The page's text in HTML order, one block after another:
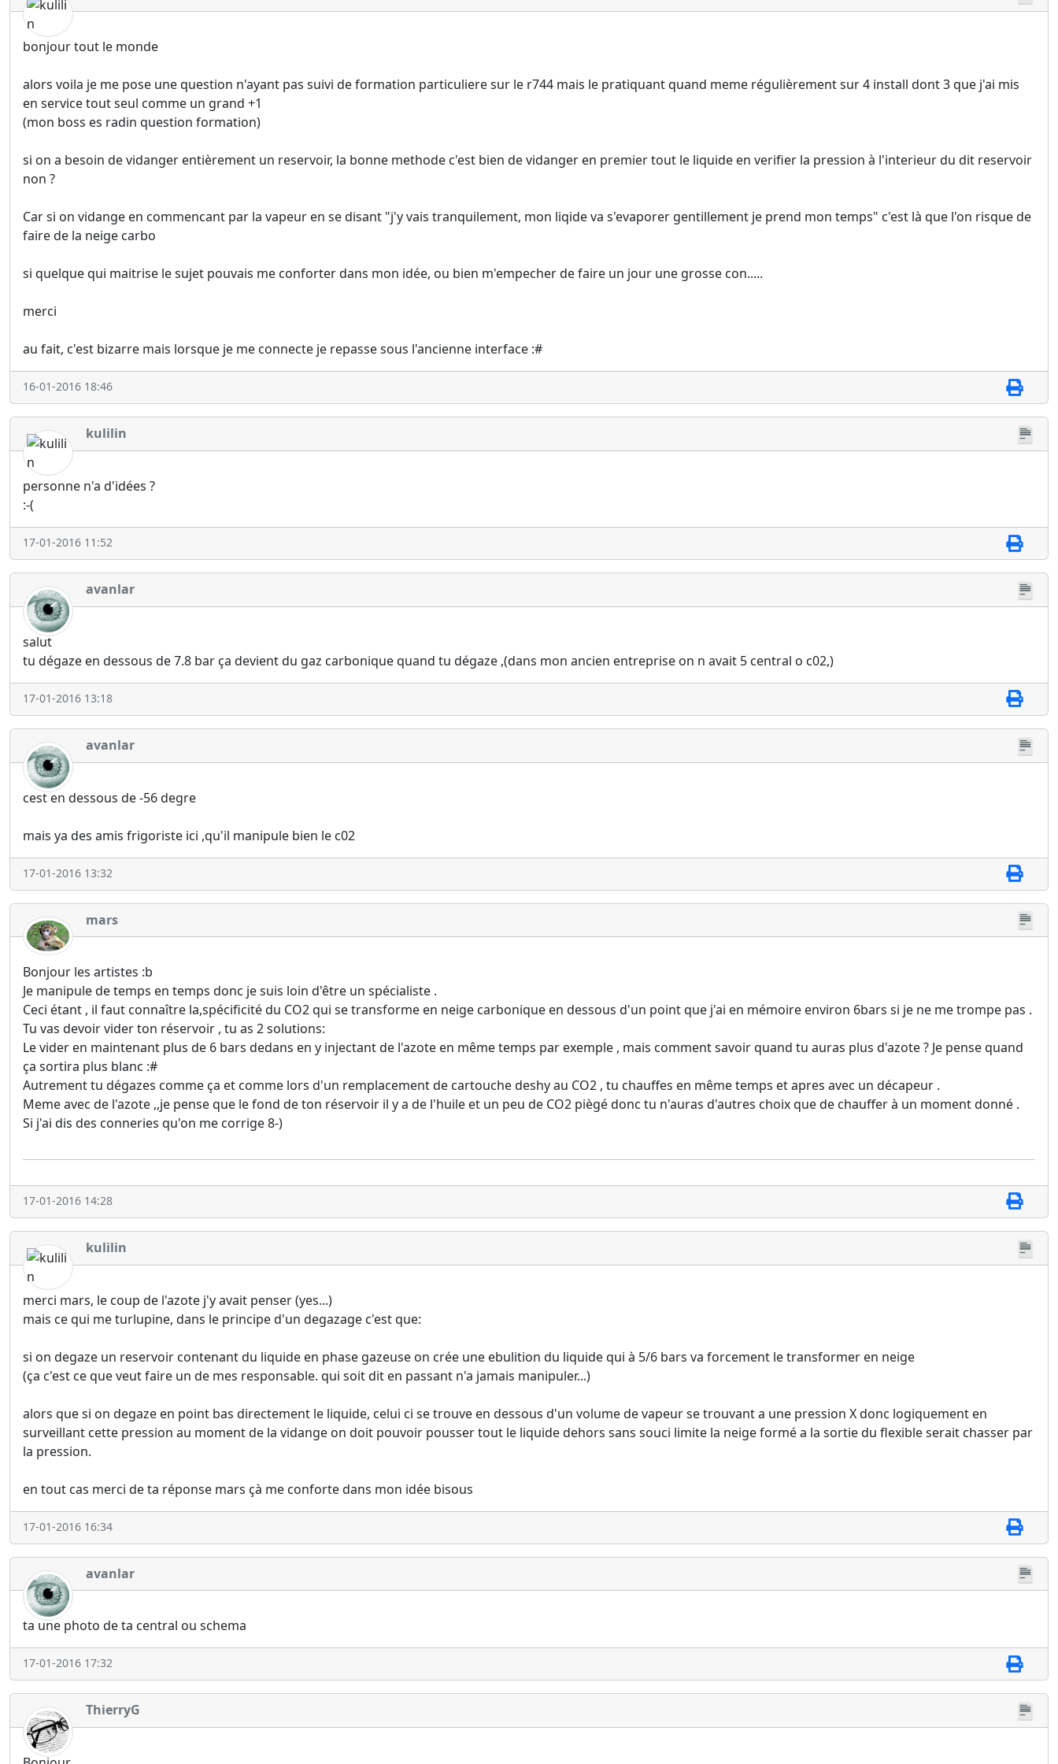
bonjour tout le monde
alors voila je me pose une question n'ayant pas suivi de formation particuliere sur le r744 mais le pratiquant quand meme régulièrement sur 4 install dont 3 que j'ai mis
en service tout seul comme un grand +1
(mon boss es radin question formation)
si on a besoin de vidanger entièrement un reservoir, la bonne methode c'est bien de vidanger en premier tout le liquide en verifier la pression à l'interieur du dit reservoir
non ?
Car si on vidange en commencant par la vapeur en se disant "j'y vais tranquilement, mon liqide va s'evaporer gentillement je prend mon temps" c'est là que l'on risque de
faire de la neige carbo
si quelque qui maitrise le sujet pouvais me conforter dans mon idée, ou bien m'empecher de faire un jour une grosse con.....
merci
au fait, c'est bizarre mais lorsque je me connecte je repasse sous l'ancienne interface :#
16-01-2016 18:46
kulilin
personne n'a d'idées ?
:-(
17-01-2016 11:52
avanlar
salut
tu dégaze en dessous de 7.8 bar ça devient du gaz carbonique quand tu dégaze ,(dans mon ancien entreprise on n avait 5 central o c02,)
17-01-2016 13:18
avanlar
cest en dessous de -56 degre
mais ya des amis frigoriste ici ,qu'il manipule bien le c02
17-01-2016 13:32
mars
Bonjour les artistes :b
Je manipule de temps en temps donc je suis loin d'être un spécialiste .
Ceci étant , il faut connaître la,spécificité du CO2 qui se transforme en neige carbonique en dessous d'un point que j'ai en mémoire environ 6bars si je ne me trompe pas .
Tu vas devoir vider ton réservoir , tu as 2 solutions:
Le vider en maintenant plus de 6 bars dedans en y injectant de l'azote en même temps par exemple , mais comment savoir quand tu auras plus d'azote ? Je pense quand
ça sortira plus blanc :#
Autrement tu dégazes comme ça et comme lors d'un remplacement de cartouche deshy au CO2 , tu chauffes en même temps et apres avec un décapeur .
Meme avec de l'azote ,,je pense que le fond de ton réservoir il y a de l'huile et un peu de CO2 piègé donc tu n'auras d'autres choix que de chauffer à un moment donné .
Si j'ai dis des conneries qu'on me corrige 8-)
17-01-2016 14:28
kulilin
merci mars, le coup de l'azote j'y avait penser (yes...)
mais ce qui me turlupine, dans le principe d'un degazage c'est que:
si on degaze un reservoir contenant du liquide en phase gazeuse on crée une ebulition du liquide qui à 5/6 bars va forcement le transformer en neige
(ça c'est ce que veut faire un de mes responsable. qui soit dit en passant n'a jamais manipuler...)
alors que si on degaze en point bas directement le liquide, celui ci se trouve en dessous d'un volume de vapeur se trouvant a une pression X donc logiquement en
surveillant cette pression au moment de la vidange on doit pouvoir pousser tout le liquide dehors sans souci limite la neige formé a la sortie du flexible serait chasser par
la pression.
en tout cas merci de ta réponse mars çà me conforte dans mon idée bisous
17-01-2016 16:34
avanlar
ta une photo de ta central ou schema
17-01-2016 17:32
ThierryG